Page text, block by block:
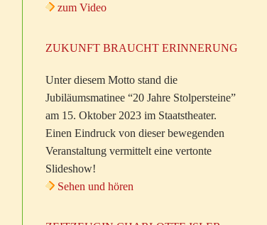
zum Video
ZUKUNFT BRAUCHT ERINNERUNG
Unter diesem Motto stand die
Jubiläumsmatinee “20 Jahre Stolpersteine”
am 15. Oktober 2023 im Staatstheater.
Einen Eindruck von dieser bewegenden
Veranstaltung vermittelt eine vertonte
Slideshow!
Sehen und hören